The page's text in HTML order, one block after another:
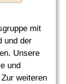
mit
und der
Unsere
und
weiteren